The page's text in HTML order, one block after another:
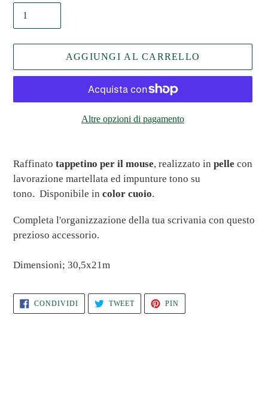
AGGIUNGI AL CARRELLO
Altre opzioni di pagamento
del
prodotto
nel
Raffinato tappetino per il mouse, realizzato in pelle con
lavorazione martellata ed impunture tono su
tono. Disponibile in color cuoio.
Completa l'organizzazione della tua scrivania con questo
prezioso accessorio.
Dimensioni; 30,5x21m
CONDIVIDICONDIVIDI
FACEBOOK
TWEETTWITTA
TWITTER
PIN
PINTEREST